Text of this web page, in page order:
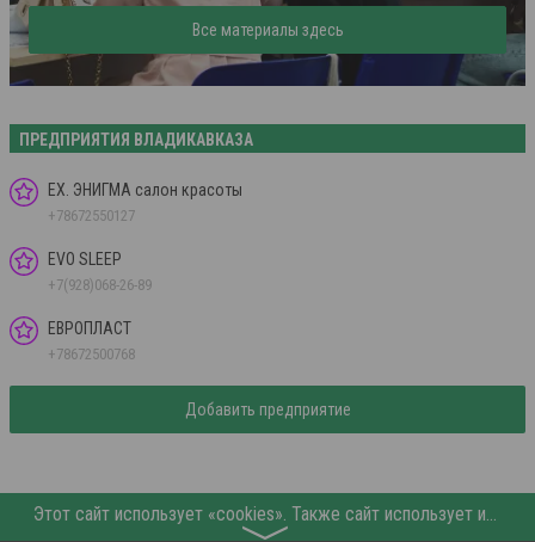
Все материалы здесь
ПРЕДПРИЯТИЯ ВЛАДИКАВКАЗА
EX. ЭНИГМА салон красоты
+78672550127
EVO SLEEP
+7(928)068-26-89
ЕВРОПЛАСТ
+78672500768
Добавить предприятие
Этот сайт использует «cookies». Также сайт использует интернет-сервис для сбора технических данных касательно посетителей с целью получения маркетинговой и статистической информации. Условия обработки данных посетителей сайта см.
〉